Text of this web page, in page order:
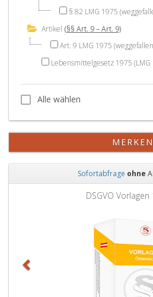
§ 82 LMG 1975
Artikel (§§ Art. 9 – Art. 9)
Art. 9 LMG 1975
Lebensmittelgesetz 1975
Alle wählen
Alle wählen
MERKEN
Sofortabfrage ohne
DSGVO Vorlagen